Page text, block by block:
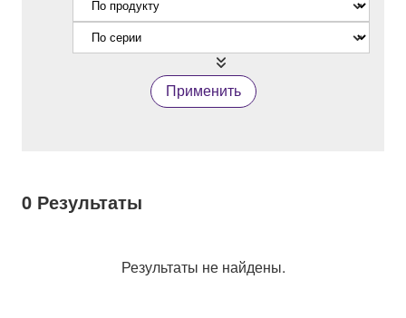
Применить
0 Результаты
Результаты не найдены.